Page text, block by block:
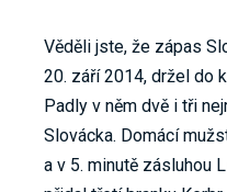
Věděli jste, že zápas
20. září 2014, držel do
Padly v něm dvě i tři
Slovácka. Domácí
a v 5. minutě zásluhou